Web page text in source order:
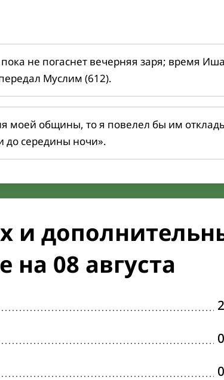
не погаснет вечерняя заря; время Иша
Муслим (612).
моей общины, то я повелел бы им
до середины ночи».
и
на 08 августа